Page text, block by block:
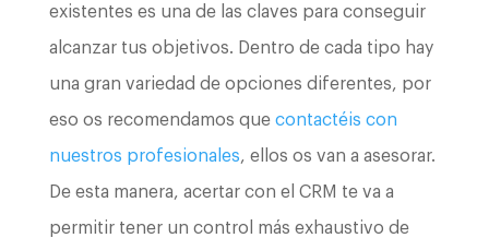
existentes es una de las claves para conseguir
alcanzar tus objetivos. Dentro de cada tipo hay
una gran variedad de opciones diferentes, por
eso os recomendamos que contactéis con
nuestros profesionales, ellos os van a asesorar.
De esta manera, acertar con el CRM te va a
permitir tener un control más exhaustivo de